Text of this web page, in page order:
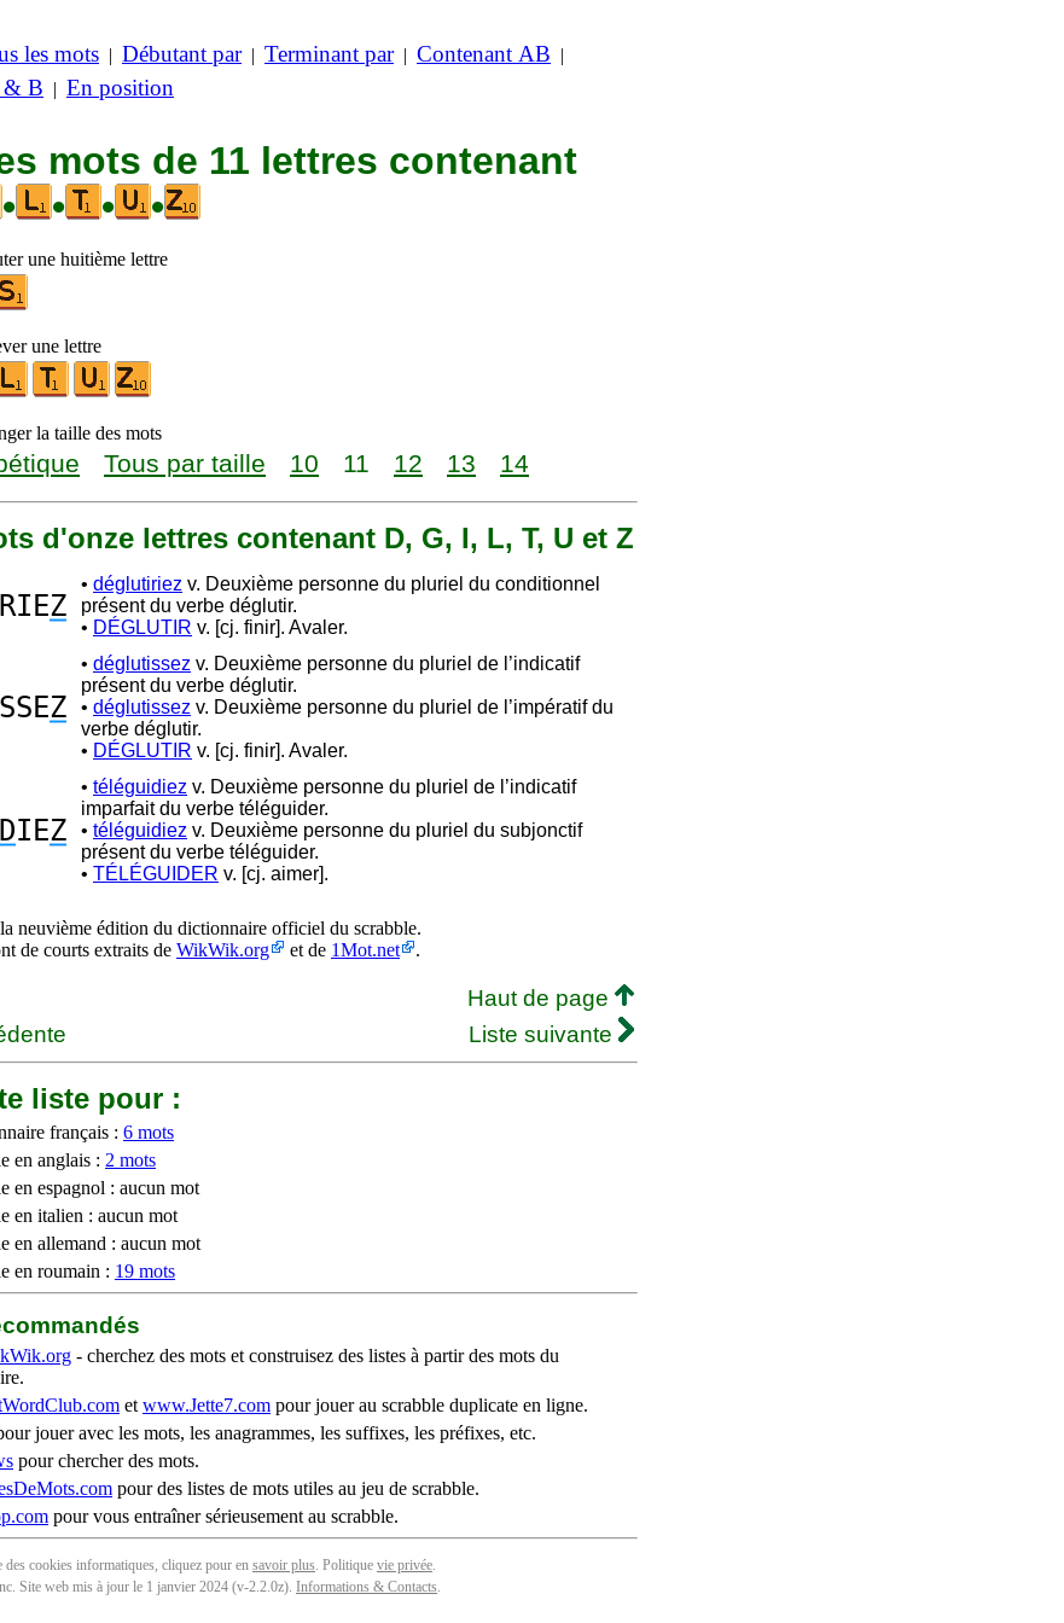
les mots | Débutant par| Terminant par| Contenant AB |
& B | En position
mots de 11 lettres contenant
• • • •
une huitième lettre
une lettre
la taille des mots
Tous par taille 10 11 12 13 14
d'onze lettres contenant D, G, I, L, T, U et Z
RIEZ
• déglutiriez v. Deuxième personne du pluriel du conditionnel
présent du verbe déglutir.
• DÉGLUTIR v. [cj. finir]. Avaler.
SSEZ
• déglutissez v. Deuxième personne du pluriel de l’indicatif
présent du verbe déglutir.
• déglutissez v. Deuxième personne du pluriel de l’impératif du
verbe déglutir.
• DÉGLUTIR v. [cj. finir]. Avaler.
IEZ
• téléguidiez v. Deuxième personne du pluriel de l’indicatif
imparfait du verbe téléguider.
• téléguidiez v. Deuxième personne du pluriel du subjonctif
présent du verbe téléguider.
• TÉLÉGUIDER v. [cj. aimer].
neuvième édition du dictionnaire officiel du scrabble.
de courts extraits de WikWik.org et de 1Mot.net .
Haut de page
Liste suivante
liste pour :
français : 6 mots
en anglais : 2 mots
en espagnol : aucun mot
en italien : aucun mot
en allemand : aucun mot
en roumain : 19 mots
- cherchez des mots et construisez des listes à partir des mots du
et www.Jette7.com pour jouer au scrabble duplicate en ligne.
jouer avec les mots, les anagrammes, les suffixes, les préfixes, etc.
pour chercher des mots.
pour des listes de mots utiles au jeu de scrabble.
pour vous entraîner sérieusement au scrabble.
des cookies informatiques, cliquez pour en savoir plus. Politique vie privée.
Site web mis à jour le 1 janvier 2024 (v-2.2.0z). Informations & Contacts.